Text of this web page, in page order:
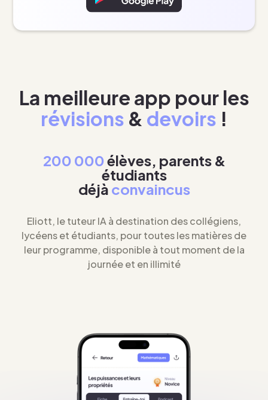
La meilleure app pour les
révisions & devoirs !
200 000élèves, parents &
étudiants
déjà convaincus
Eliott, le tuteur IA à destination des collégiens,
lycéens et étudiants, pour toutes les matières de
leur programme, disponible à tout moment de la
journée et en illimité